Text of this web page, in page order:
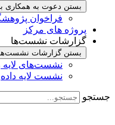
بستن دعوت به همکاری
فراخوان
پروژه های مرکز
گزارشات نشست‌ها
بستن گزارشات
نشست‌‌های
نشست لایه داده
جستجو